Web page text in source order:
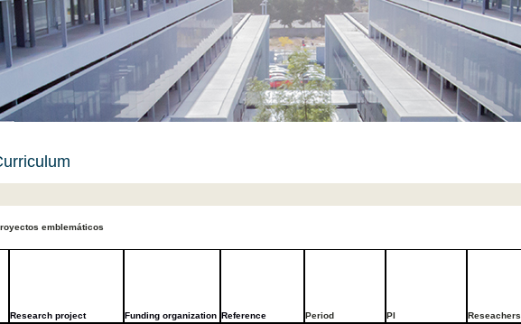
emblemáticos
Research project Funding organization Reference Period PI Reseachers